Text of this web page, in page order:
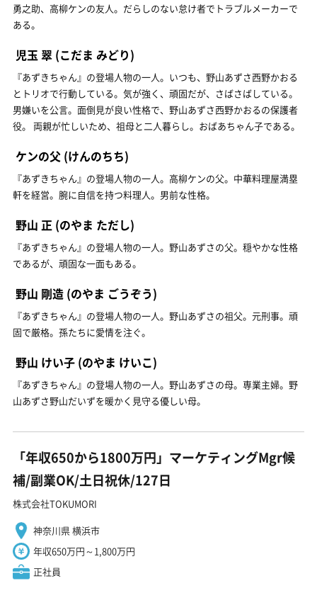
勇之助、高柳ケンの友人。だらしのない怠け者でトラブルメーカーで
ある。
児玉 翠 (こだま みどり)
『あずきちゃん』の登場人物の一人。いつも、野山あずさ西野かおる
とトリオで行動している。気が強く、頑固だが、さばさばしている。
男嫌いを公言。面倒見が良い性格で、野山あずさ西野かおるの保護者
役。 両親が忙しいため、祖母と二人暮らし。おばあちゃん子である。
ケンの父 (けんのちち)
『あずきちゃん』の登場人物の一人。高柳ケンの父。中華料理屋満塁
軒を経営。腕に自信を持つ料理人。男前な性格。
野山 正 (のやま ただし)
『あずきちゃん』の登場人物の一人。野山あずさの父。穏やかな性格
であるが、頑固な一面もある。
野山 剛造 (のやま ごうぞう)
『あずきちゃん』の登場人物の一人。野山あずさの祖父。元刑事。頑
固で厳格。孫たちに愛情を注ぐ。
野山 けい子 (のやま けいこ)
『あずきちゃん』の登場人物の一人。野山あずさの母。専業主婦。野
山あずさ野山だいずを暖かく見守る優しい母。
「年収650から1800万円」マーケティングMgr候
補/副業OK/土日祝休/127日
株式会社TOKUMORI
神奈川県 横浜市
年収650万円～1,800万円
正社員